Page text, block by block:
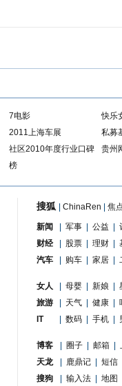
7电影
快乐
2011上海车展
私募
社区2010年度行业口碑
榜
贵州
搜狐 ChinaRen 焦
新闻 军事 公益
财经
股票 理财
汽车
购车 家居
女人 母婴 新娘
旅游
天气 健康
IT
数码 手机
博客 圈子 邮箱
天龙
鹿鼎记
短信
搜狗
输入法 地图